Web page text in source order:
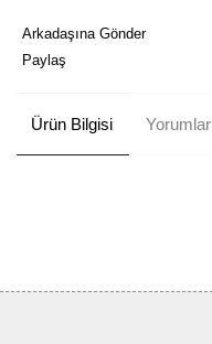
Arkadaşına Gönder
Paylaş
Ürün Bilgisi Yorumlar